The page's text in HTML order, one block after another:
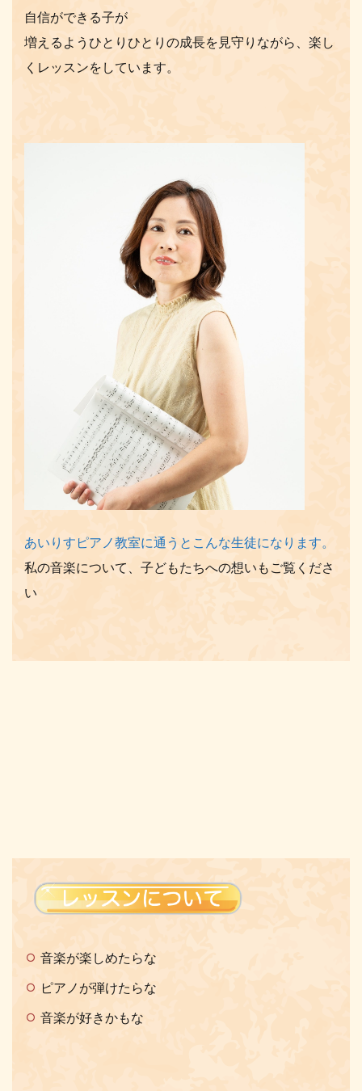
自信ができる子が
増えるようひとりひとりの成長を見守りながら、楽し
くレッスンをしています。
あいりすピアノ教室に通うとこんな生徒になります。
私の音楽について、子どもたちへの想いもご覧くださ
い
音楽が楽しめたらな
ピアノが弾けたらな
音楽が好きかもな